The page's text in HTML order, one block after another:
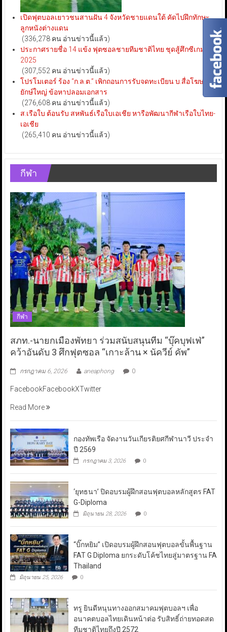
เปิดฟุตบอลเยาวชนสานฝัน 4 จังหวัดชายแดนใต้ คัดไปฝึกทักษะ
ลูกหนังต่างแดน
(336,278 คน อ่านข่าวนี้แล้ว)
ประกาศรายชื่อ 14 แข้ง ฟุตซอลชายทีมชาติไทย ชุดสู้ศึกซีเกมส์
2025
(307,552 คน อ่านข่าวนี้แล้ว)
โปรโมเตอร์ ร้อง “ก.ล.ต.” เพิกถอนการรับจดทะเบียน บ.สื่อโฆษณา
ยักษ์ใหญ่ ข้อหาปลอมเอกสาร
(276,608 คน อ่านข่าวนี้แล้ว)
ส.เรือใบ ต้อนรับ สหพันธ์เรือใบเอเชีย หารือพัฒนากีฬาเรือใบไทย-
เอเชีย
(265,410 คน อ่านข่าวนี้แล้ว)
กีฬา
กีฬา
สภท.-นายกเมืองพัทยา ร่วมสนับสนุนทีม “บุ๊คบุฟเฟ่”
คว้าอันดับ 3 ศึกฟุตซอล “เกาะล้าน × นัควีย์ คัพ”
กรกฎาคม 6, 2026 aneaphong 0
FacebookFacebookXTwitter
Read More
กองทัพเรือ จัดงานวันเกียรติยศกีฬานาวี ประจำ
ปี 2569
กรกฎาคม 3, 2026 0
‘ยุทธนา’ ปิดอบรมผู้ฝึกสอนฟุตบอลหลักสูตร FAT
G-Diploma
มิถุนายน 28, 2026 0
“บิ๊กหยิม” เปิดอบรมผู้ฝึกสอนฟุตบอลขั้นพื้นฐาน
FAT G Diploma ยกระดับโค้ชไทยสู่มาตรฐาน FA
Thailand
มิถุนายน 25, 2026 0
ทรู ยินดีหนุนทางออกสมาคมฟุตบอลฯ เพื่อ
อนาคตบอลไทยเดินหน้าต่อ รับสิทธิ์ถ่ายทอดสด
ทีมชาติไทยถึงปี 2572